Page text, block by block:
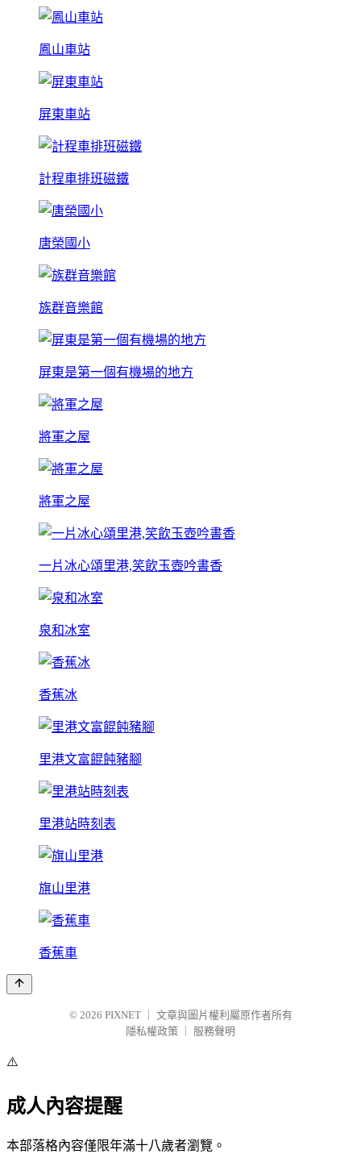
鳳山車站
屏東車站
計程車排班磁鐵
唐榮國小
族群音樂館
屏東是第一個有機場的地方
將軍之屋
將軍之屋
一片冰心頌里港,笑飲玉壺吟書香
泉和冰室
香蕉冰
里港文富餛飩豬腳
里港站時刻表
旗山里港
香蕉車
© 2026 PIXNET
文章與圖片權利屬原作者所有
隱私權政策
服務聲明
⚠️
成人內容提醒
本部落格內容僅限年滿十八歲者瀏覽。